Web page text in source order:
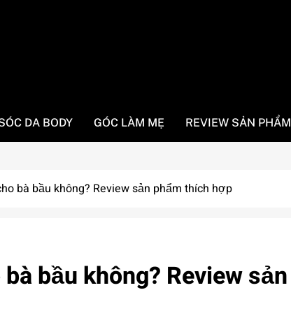
DA BODY GÓC LÀM MẸ REVIEW SẢN PHẨM
bà bầu không? Review sản phẩm thích hợp
bầu không? Review sản